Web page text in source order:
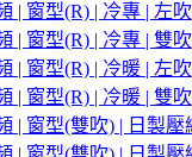
| 窗型(R) | 冷專 | 左吹
| 窗型(R) | 冷專 | 雙吹
| 窗型(R) | 冷暖 | 左吹
| 窗型(R) | 冷暖 | 雙吹
| 窗型(雙吹) | 日製壓